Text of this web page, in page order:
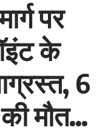
पर
के
6
मौत…